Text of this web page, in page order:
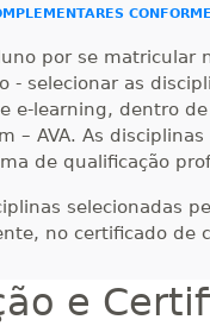
por se matricular
- selecionar as
e-learning, dentro
– AVA. As
de qualificação
selecionadas
no certificado de
e